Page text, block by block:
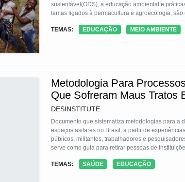
sustentável(ODS), a educação ambiental e
temas ligados à permacultura e agroecologia,
problemas socioambientais e a colaboração e
TEMAS: EDUCAÇÃO MEIO AMBIENTE
Metodologia Para
Que Sofreram Maus Tratos
DESINSTITUTE
Documento que sistematiza metodologias para a
espaços asilares no Brasil, a partir de
públicos, militantes, trabalhadores e
serve como guia para retirar pessoas de
comunitários essenciais à vida digna, tais como
TEMAS: SAÚDE EDUCAÇÃO